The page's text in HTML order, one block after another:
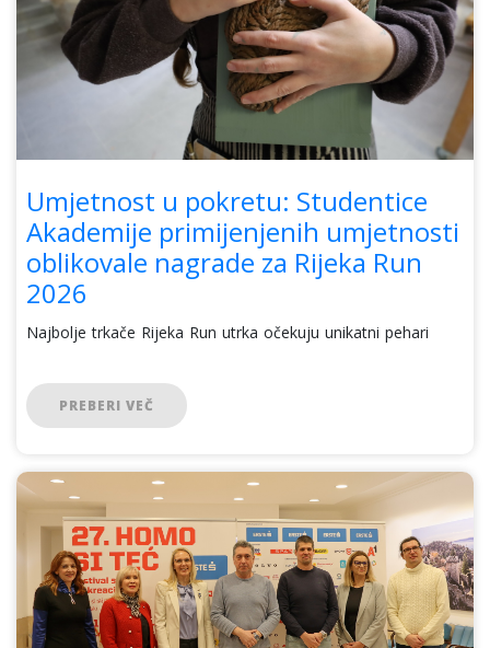
Umjetnost u pokretu: Studentice
Akademije primijenjenih umjetnosti
oblikovale nagrade za Rijeka Run
2026
Najbolje trkače Rijeka Run utrka očekuju unikatni pehari
PREBERI VEČ